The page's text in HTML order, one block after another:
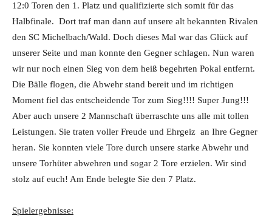
12:0 Toren den 1. Platz und qualifizierte sich somit für das
Halbfinale. Dort traf man dann auf unsere alt bekannten Rivalen
den SC Michelbach/Wald. Doch dieses Mal war das Glück auf
unserer Seite und man konnte den Gegner schlagen. Nun waren
wir nur noch einen Sieg von dem heiß begehrten Pokal entfernt.
Die Bälle flogen, die Abwehr stand bereit und im richtigen
Moment fiel das entscheidende Tor zum Sieg!!!! Super Jung!!!
Aber auch unsere 2 Mannschaft überraschte uns alle mit tollen
Leistungen. Sie traten voller Freude und Ehrgeiz an Ihre Gegner
heran. Sie konnten viele Tore durch unsere starke Abwehr und
unsere Torhüter abwehren und sogar 2 Tore erzielen. Wir sind
stolz auf euch! Am Ende belegte Sie den 7 Platz.
Spielergebnisse: